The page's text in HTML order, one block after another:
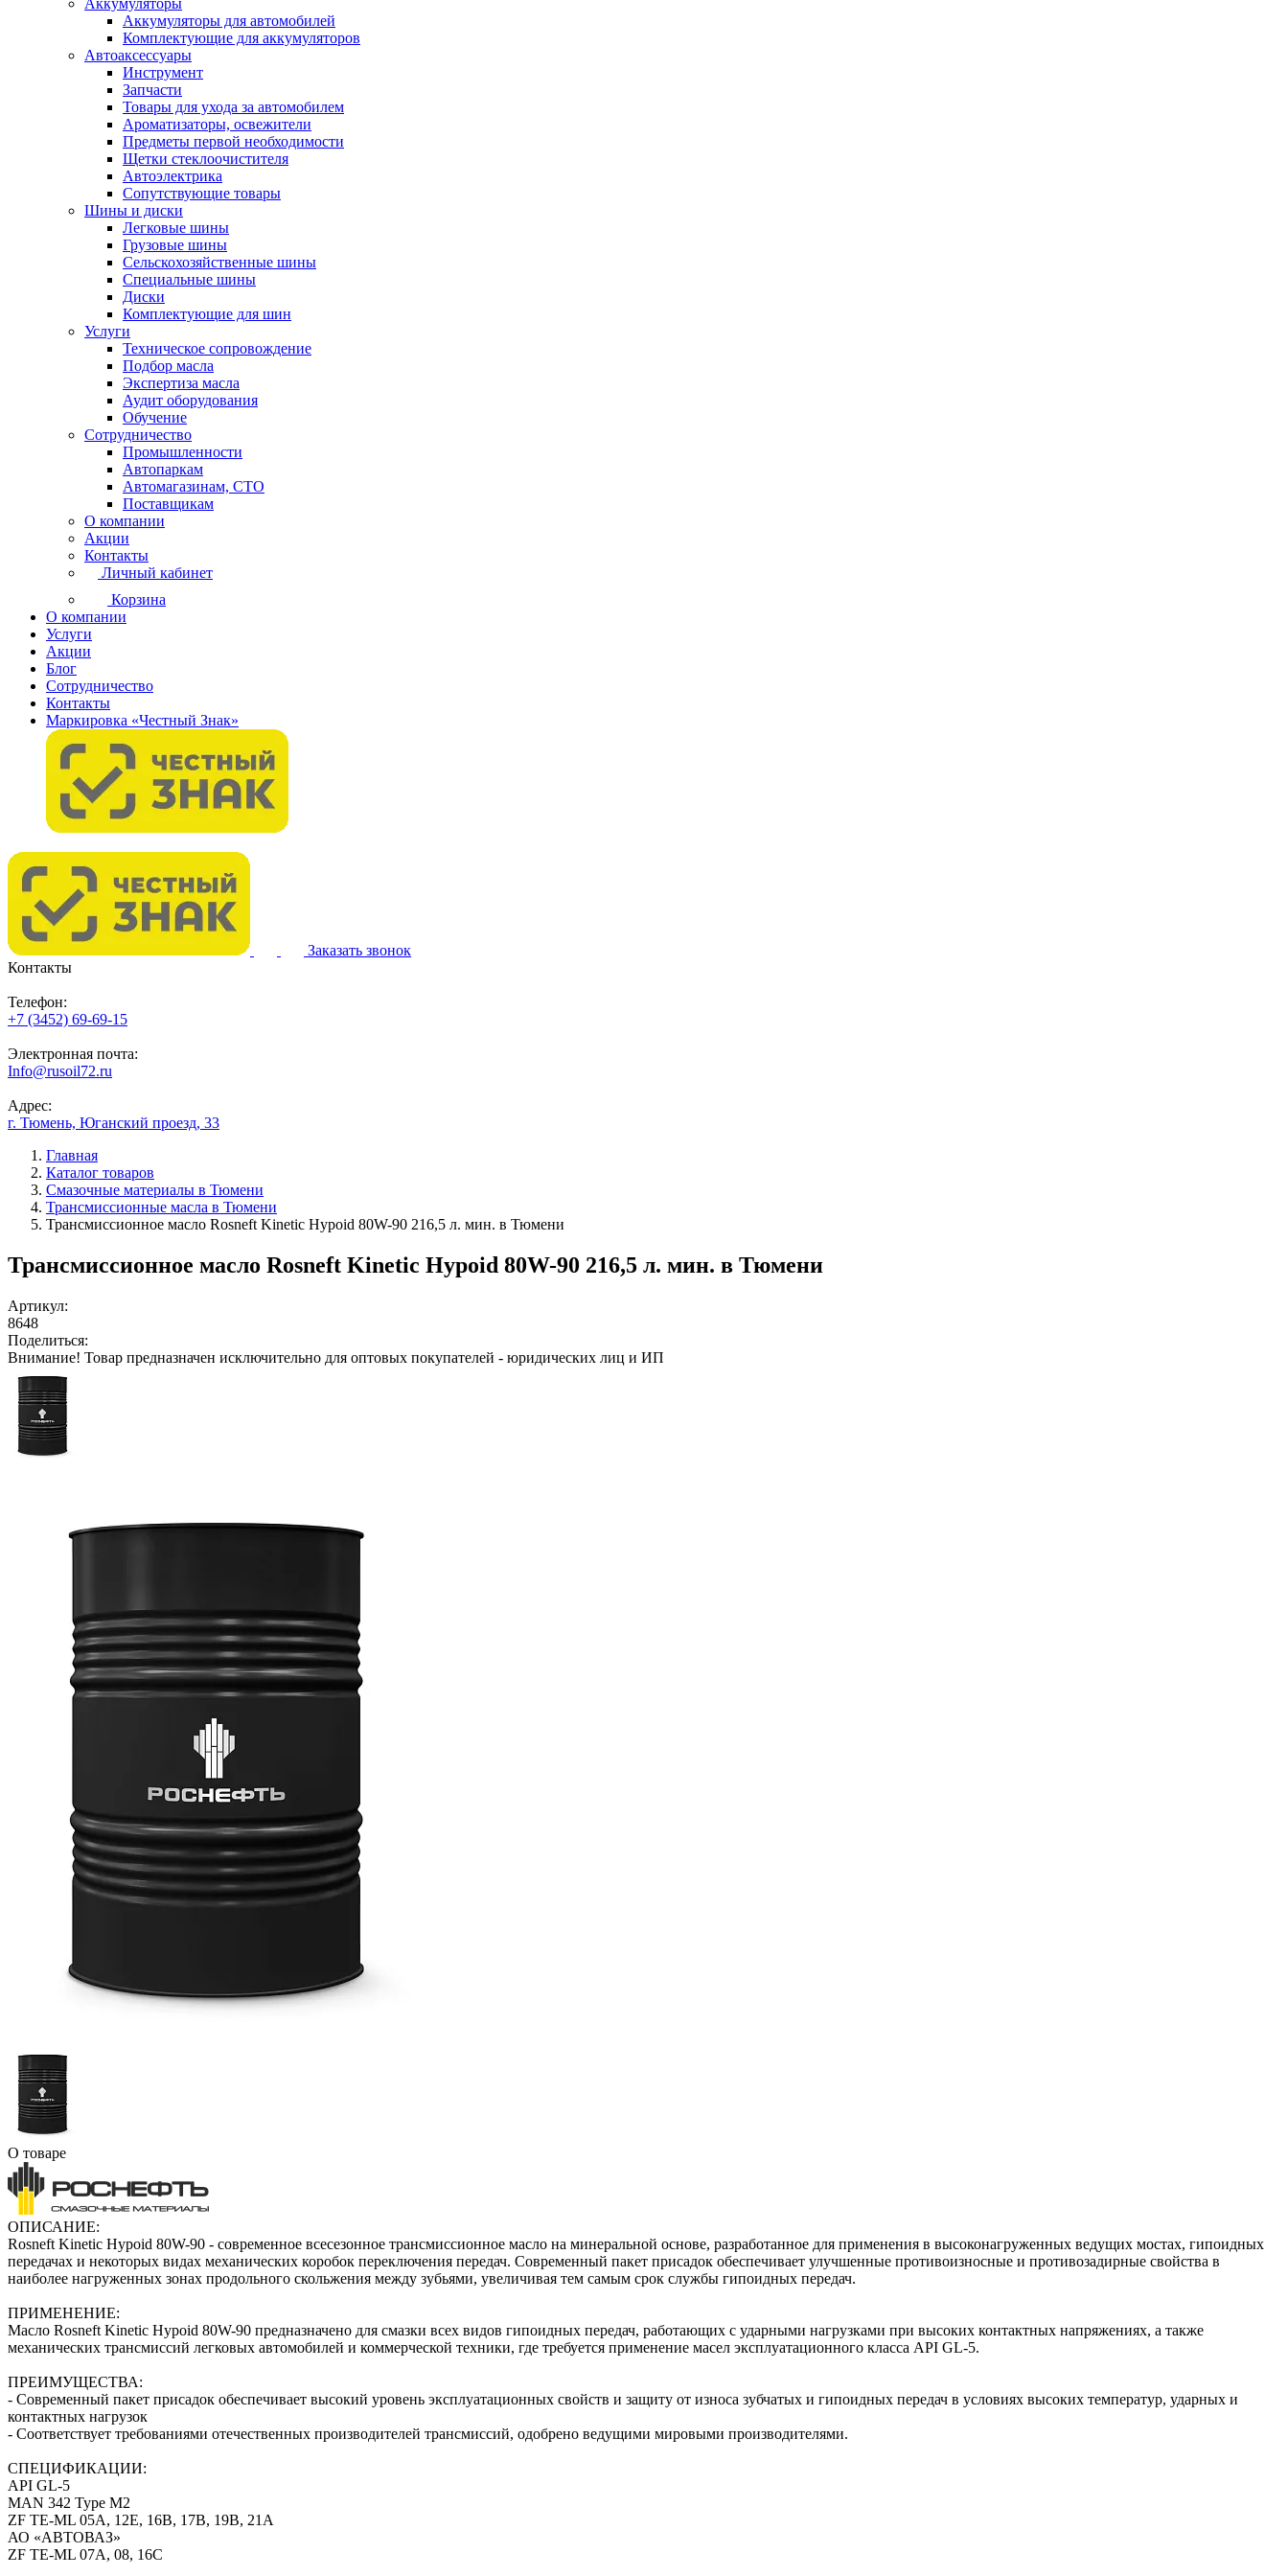
Аккумуляторы
Аккумуляторы для автомобилей
Комплектующие для аккумуляторов
Автоаксессуары
Инструмент
Запчасти
Товары для ухода за автомобилем
Ароматизаторы, освежители
Предметы первой необходимости
Щетки стеклоочистителя
Автоэлектрика
Сопутствующие товары
Шины и диски
Легковые шины
Грузовые шины
Сельскохозяйственные шины
Специальные шины
Диски
Комплектующие для шин
Услуги
Техническое сопровождение
Подбор масла
Экспертиза масла
Аудит оборудования
Обучение
Сотрудничество
Промышленности
Автопаркам
Автомагазинам, СТО
Поставщикам
О компании
Акции
Контакты
Личный кабинет
Корзина
О компании
Услуги
Акции
Блог
Сотрудничество
Контакты
Маркировка «Честный Знак»
Заказать звонок
Контакты
Телефон:
+7 (3452) 69-69-15
Электронная почта:
Info@rusoil72.ru
Адрес:
г. Тюмень, Юганский проезд, 33
Главная
Каталог товаров
Смазочные материалы в Тюмени
Трансмиссионные масла в Тюмени
Трансмиссионное масло Rosneft Kinetic Hypoid 80W-90 216,5 л. мин. в Тюмени
Трансмиссионное масло Rosneft Kinetic Hypoid 80W-90 216,5 л. мин. в Тюмени
Артикул:
8648
Поделиться:
Внимание! Товар предназначен исключительно для оптовых покупателей - юридических лиц и ИП
О товаре
ОПИСАНИЕ:
Rosneft Kinetic Hypoid 80W-90 - современное всесезонное трансмиссионное масло на минеральной основе, разработанное для применения в высоконагруженных ведущих мостах, гипоидных
передачах и некоторых видах механических коробок переключения передач. Современный пакет присадок обеспечивает улучшенные противоизносные и противозадирные свойства в
наиболее нагруженных зонах продольного скольжения между зубьями, увеличивая тем самым срок службы гипоидных передач.
ПРИМЕНЕНИЕ:
Масло Rosneft Kinetic Hypoid 80W-90 предназначено для смазки всех видов гипоидных передач, работающих с ударными нагрузками при высоких контактных напряжениях, а также
механических трансмиссий легковых автомобилей и коммерческой техники, где требуется применение масел эксплуатационного класса API GL-5.
ПРЕИМУЩЕСТВА:
- Современный пакет присадок обеспечивает высокий уровень эксплуатационных свойств и защиту от износа зубчатых и гипоидных передач в условиях высоких температур, ударных и
контактных нагрузок
- Соответствует требованиями отечественных производителей трансмиссий, одобрено ведущими мировыми производителями.
СПЕЦИФИКАЦИИ:
API GL-5
MAN 342 Type M2
ZF TE-ML 05A, 12E, 16B, 17B, 19B, 21A
АО «АВТОВАЗ»
ZF TE-ML 07A, 08, 16C